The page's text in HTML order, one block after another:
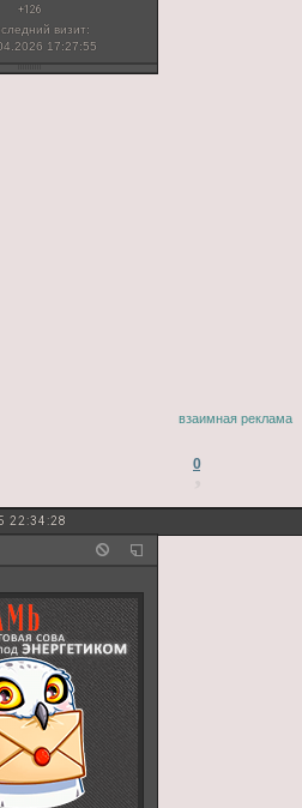
+126
визит:
17:27:55
взаимная реклама
0
22:34:28